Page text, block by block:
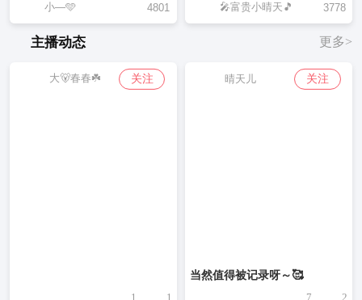
小—🩵 4801 🎤富贵小晴天🎵 3778
主播动态 更多>
大🐻春春☘️ 关注
1 1
晴天儿 关注
当然值得被记录呀～🥰
7 2